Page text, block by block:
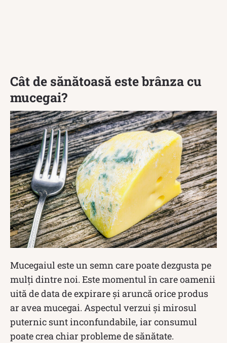
Cât de sănătoasă este brânza cu
mucegai?
Mucegaiul este un semn care poate dezgusta pe
mulți dintre noi. Este momentul în care oamenii
uită de data de expirare și aruncă orice produs
ar avea mucegai. Aspectul verzui și mirosul
puternic sunt inconfundabile, iar consumul
poate crea chiar probleme de sănătate.